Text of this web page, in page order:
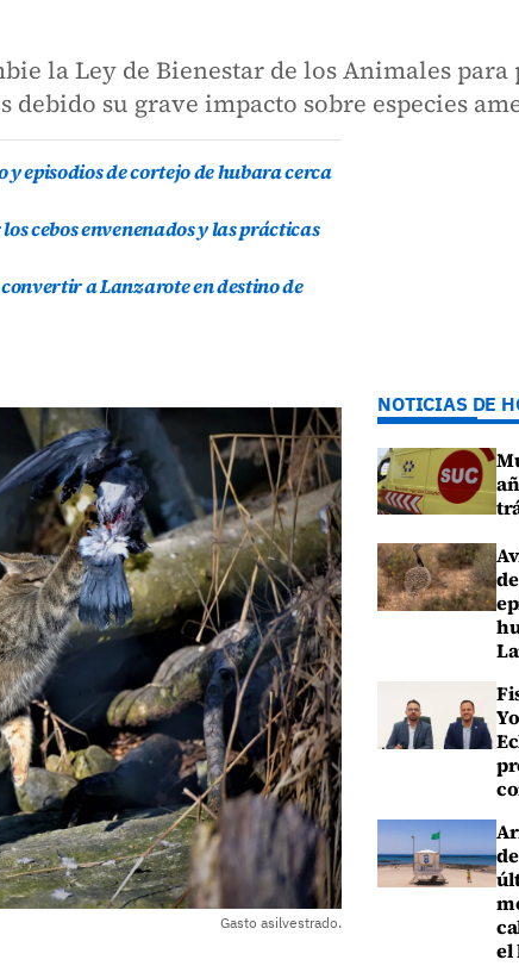
la Ley de Bienestar de los Animales
su grave impacto sobre especies
episodios de cortejo de hubara cerca
cebos envenenados y las prácticas
a Lanzarote en destino de
Gasto asilvestrado.
NOTICIAS DE
el